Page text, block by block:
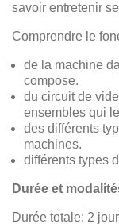
savoir entretenir
Comprendre le
de la machine
compose.
du circuit de
ensembles qui
des différents
machines.
différents types
Durée et
Durée totale: 2